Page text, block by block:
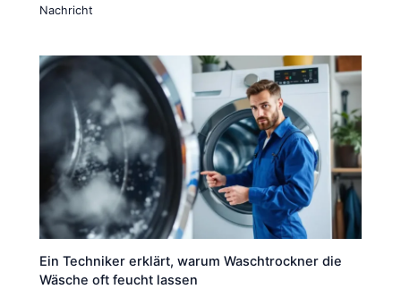
Nachricht
Ein Techniker erklärt, warum Waschtrockner die
Wäsche oft feucht lassen